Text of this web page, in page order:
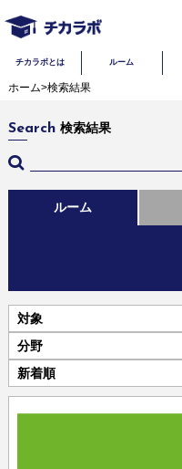
チカラボとは ルーム
ホーム>検索結果
Search 検索結果
ルーム